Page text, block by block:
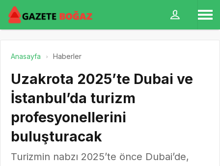
Anasayfa Haberler
Uzakrota 2025’te Dubai ve
İstanbul’da turizm
profesyonellerini
buluşturacak
Turizmin nabzı 2025’te önce Dubai’de,